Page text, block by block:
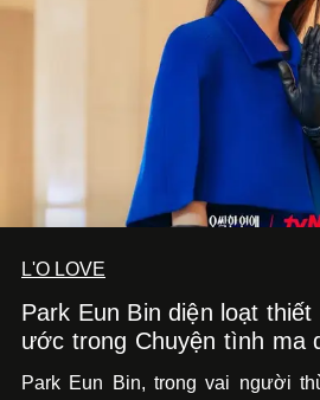
L'O LOVE
Park Eun Bin diện loạt
ước trong Chuyện tình ma
Park Eun Bin, trong vai người